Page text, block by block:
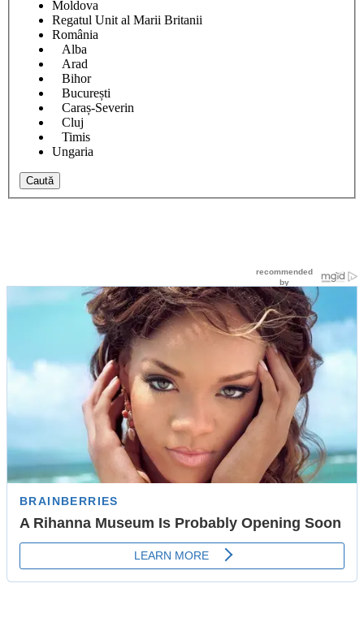
Moldova
Regatul Unit al Marii Britanii
România
Alba
Arad
Bihor
București
Caraș-Severin
Cluj
Timis
Ungaria
Caută